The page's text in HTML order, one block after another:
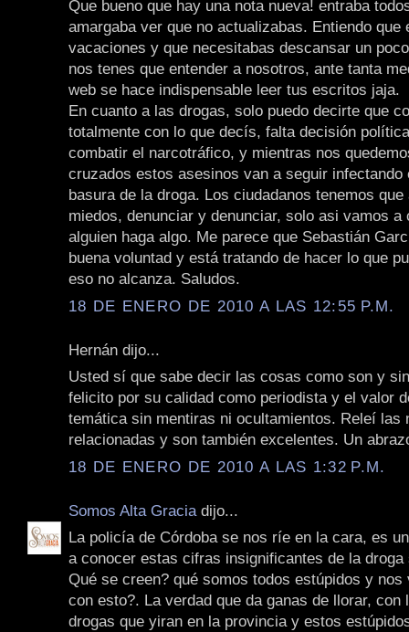
Que bueno que hay una nota nueva! entraba
amargaba ver que no actualizabas. Entiendo que
vacaciones y que necesitabas descansar un
nos tenes que entender a nosotros, ante tanta
web se hace indispensable leer tus escritos jaja.
En cuanto a las drogas, solo puedo decirte que
totalmente con lo que decís, falta decisión
combatir el narcotráfico, y mientras nos
cruzados estos asesinos van a seguir infectando
basura de la droga. Los ciudadanos tenemos
miedos, denunciar y denunciar, solo asi vamos a
alguien haga algo. Me parece que Sebastián
buena voluntad y está tratando de hacer lo que
eso no alcanza. Saludos.
18 DE ENERO DE 2010 A LAS 12:55 P.M.
Hernán dijo...
Usted sí que sabe decir las cosas como son y
felicito por su calidad como periodista y el valor
temática sin mentiras ni ocultamientos. Releí las
relacionadas y son también excelentes. Un
18 DE ENERO DE 2010 A LAS 1:32 P.M.
Somos Alta Gracia dijo...
La policía de Córdoba se nos ríe en la cara, es
a conocer estas cifras insignificantes de la droga
Qué se creen? qué somos todos estúpidos y nos
con esto?. La verdad que da ganas de llorar, con
drogas que yiran en la provincia y estos